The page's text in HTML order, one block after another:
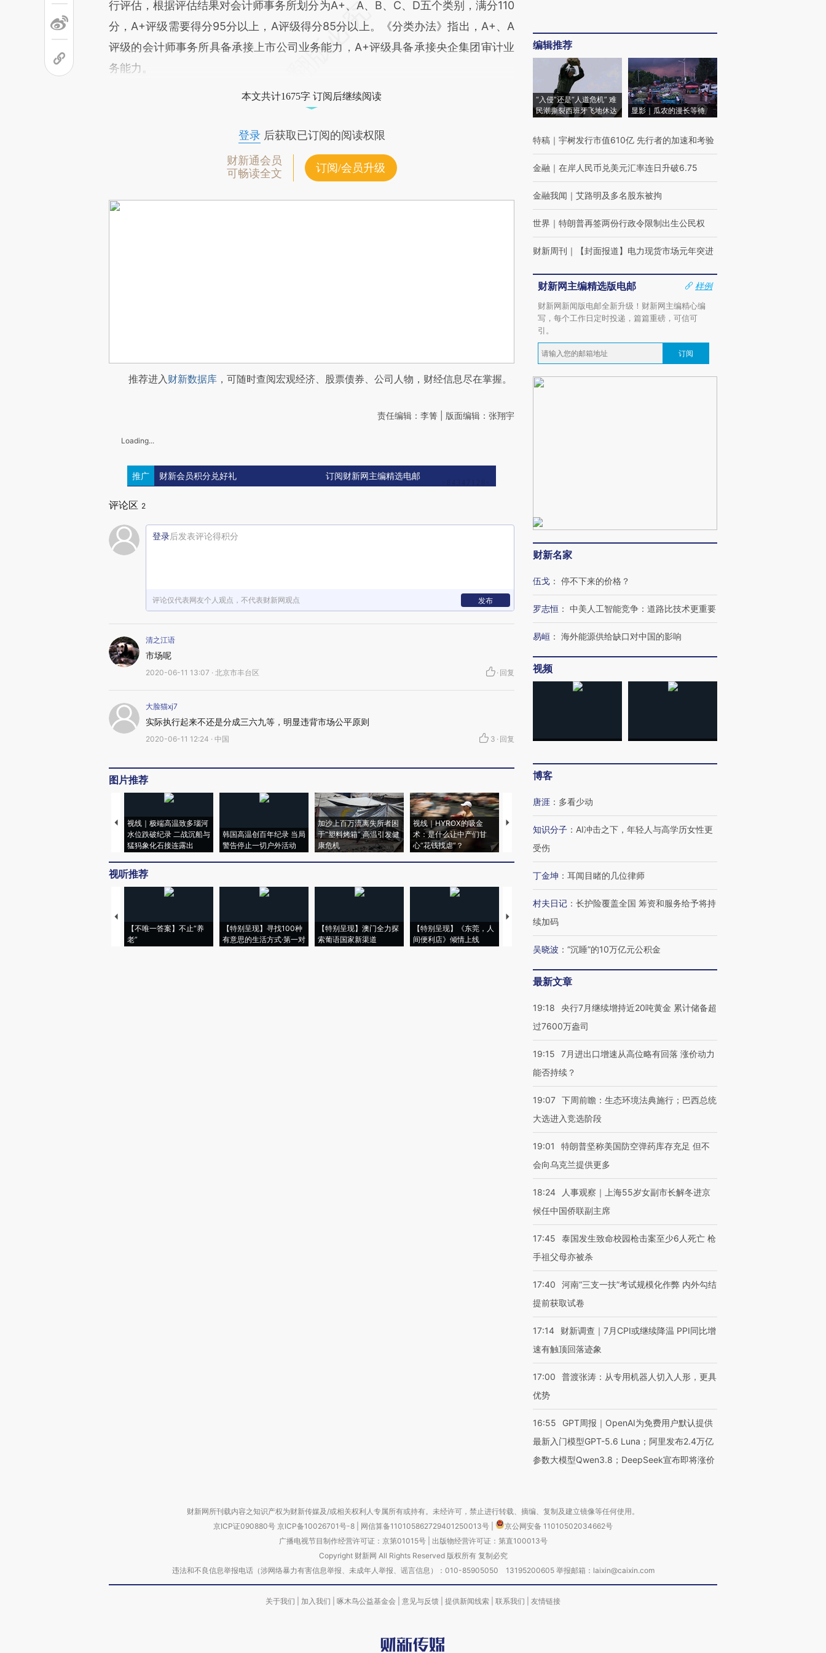
行评估，根据评估结果对会计师事务所划分为A+、A、B、C、D五个类别，满分110
分，A+评级需要得分95分以上，A评级得分85分以上。《分类办法》指出，A+、A
评级的会计师事务所具备承接上市公司业务能力，A+评级具备承接央企集团审计业
务能力。
本文共计1675字 订阅后继续阅读
登录后获取已订阅的阅读权限
财新通会员
可畅读全文
订阅/会员升级
推荐进入财新数据库 ，可随时查阅宏观经济、股票债券、公司人物，财经信息尽在掌握。
责任编辑：李箐 | 版面编辑：张翔宇
Loading...
推广 财新会员积分兑好礼 订阅财新网主编精选电邮
评论区 2
登录后发表评论得积分
评论仅代表网友个人观点，不代表财新网观点 发布
清之江语
市场呢
2020-06-11 13:07 · 北京市丰台区 · 回复
大脸猫xj7
实际执行起来不还是分成三六九等，明显违背市场公平原则
2020-06-11 12:24 · 中国 3 · 回复
图片推荐
视线｜极端高温致多瑙河
水位跌破纪录 二战沉船与
猛犸象化石接连露出
韩国高温创百年纪录 当局
警告停止一切户外活动
加沙上百万流离失所者困
于“塑料烤箱” 高温引发健
康危机
视线｜HYROX的吸金
术：是什么让中产们甘
心“花钱找虐”？
马航飞行员跨国走私7万
粒摇头丸 尿检体内含3种
视线｜被称为“蟑螂”的印
度Z世代 用街头抗争将教
视线｜“入侵”还是“人道危
机”？难民潮撕裂西班牙
视听推荐
【不唯一答案】不止“养
老”
【特别呈现】寻找100种
有意思的生活方式·第一对
【特别呈现】澳门全力探
索葡语国家新渠道
【特别呈现】《东莞，人
间便利店》倾情上线
【推广】走进第四届链博
会，让数智科技“链”接产
编辑推荐
“入侵”还是“人道危机” 难
民潮撕裂西班牙飞地休达
显影｜瓜农的漫长等待
特稿 ｜ 宇树发行市值610亿 先行者的加速和考验
金融 ｜ 在岸人民币兑美元汇率连日升破6.75
金融我闻 ｜ 艾路明及多名股东被拘
世界 ｜ 特朗普再签两份行政令限制出生公民权
财新周刊 ｜ 【封面报道】电力现货市场元年突进
财新网主编精选版电邮
样例
财新网新闻版电邮全新升级！财新网主编精心编
写，每个工作日定时投递，篇篇重磅，可信可
引。
订阅
财新名家
伍戈 ： 停不下来的价格？
罗志恒 ： 中美人工智能竞争：道路比技术更重要
易峘 ： 海外能源供给缺口对中国的影响
视频
博客
唐涯 ： 多看少动
知识分子 ： AI冲击之下，年轻人与高学历女性更
受伤
丁金坤 ： 耳闻目睹的几位律师
村夫日记 ： 长护险覆盖全国 筹资和服务给予将持
续加码
吴晓波 ： “沉睡”的10万亿元公积金
最新文章
19:18
央行7月继续增持近20吨黄金 累计储备超
过7600万盎司
19:15
7月进出口增速从高位略有回落 涨价动力
能否持续？
19:07 下周前瞻：生态环境法典施行；巴西总统
大选进入竞选阶段
19:01
特朗普坚称美国防空弹药库存充足 但不
会向乌克兰提供更多
18:24
人事观察｜上海55岁女副市长解冬进京
候任中国侨联副主席
17:45
泰国发生致命校园枪击案至少6人死亡 枪
手祖父母亦被杀
17:40
河南“三支一扶”考试规模化作弊 内外勾结
提前获取试卷
17:14
财新调查｜7月CPI或继续降温 PPI同比增
速有触顶回落迹象
17:00
普渡张涛：从专用机器人切入人形，更具
优势
16:55
GPT周报｜OpenAI为免费用户默认提供
最新入门模型GPT-5.6 Luna；阿里发布2.4万亿
参数大模型Qwen3.8；DeepSeek宣布即将涨价
财新网所刊载内容之知识产权为财新传媒及/或相关权利人专属所有或持有。未经许可，禁止进行转载、摘编、复制及建立镜像等任何使用。
京ICP证090880号 京ICP备10026701号-8 网信算备110105862729401250013号
京公网安备 11010502034662号
广播电视节目制作经营许可证：京第01015号| 出版物经营许可证：第直100013号
Copyright 财新网 All Rights Reserved 版权所有 复制必究
违法和不良信息举报电话（涉网络暴力有害信息举报、未成年人举报、谣言信息）：010-85905050 13195200605 举报邮箱：laixin@caixin.com
关于我们 加入我们 啄木鸟公益基金会 意见与反馈 提供新闻线索 联系我们 友情链接